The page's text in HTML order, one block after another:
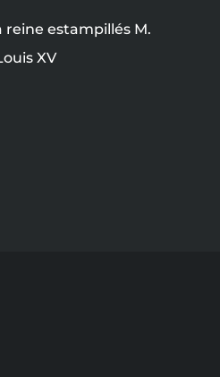
reine estampillés M.
XV